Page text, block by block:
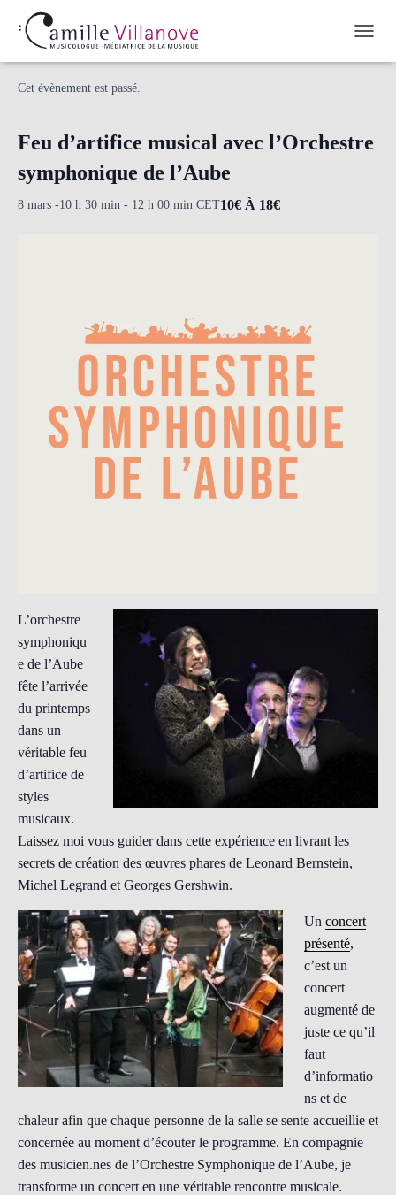
« Tous les Évènements
Cet évènement est passé.
Feu d’artifice musical avec l’Orchestre
symphonique de l’Aube
8 mars -10 h 30 min - 12 h 00 min CET10€ À 18€
L’orchestre
symphoniqu
e de l’Aube
fête l’arrivée
du printemps
dans un
véritable feu
d’artifice de
styles
musicaux.
Laissez moi vous guider dans cette expérience en livrant les
secrets de création des œuvres phares de Leonard Bernstein,
Michel Legrand et Georges Gershwin.
Un concert
présenté,
c’est un
concert
augmenté de
juste ce qu’il
faut
d’informatio
ns et de
chaleur afin que chaque personne de la salle se sente accueillie et
concernée au moment d’écouter le programme. En compagnie
des musicien.nes de l’Orchestre Symphonique de l’Aube, je
transforme un concert en une véritable rencontre musicale.